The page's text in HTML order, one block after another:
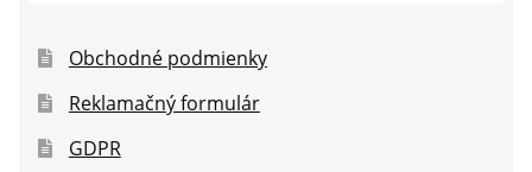
Obchodné podmienky
Reklamačný formulár
GDPR